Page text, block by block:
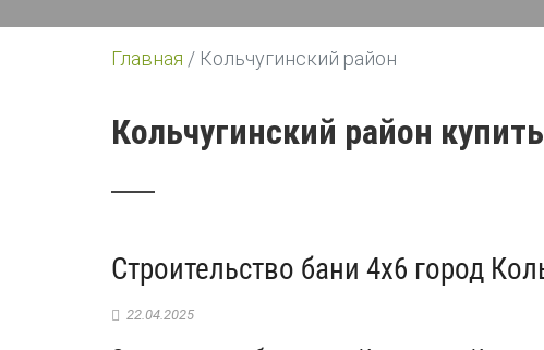
Главная / Кольчугинский район
Кольчугинский район
Строительство бани 4х6 город
22.04.2025